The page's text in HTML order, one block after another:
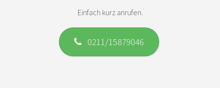
Einfach kurz anrufen.
0211/15879046